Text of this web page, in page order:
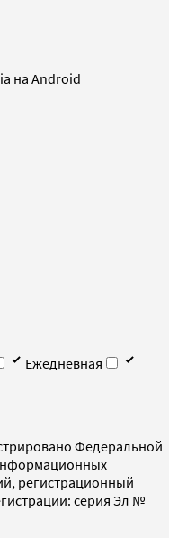
на Android
Ежедневная
Федеральной
регистрационный
серия Эл №